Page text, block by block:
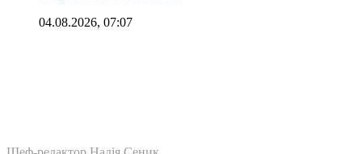
04.08.2026, 07:07